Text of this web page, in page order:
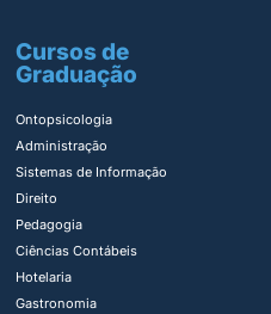
Cursos de
Graduação
Ontopsicologia ​
Administração​
Sistemas de Informação​
Direito​
Pedagogia
Ciências Contábeis
Hotelaria
Gastronomia